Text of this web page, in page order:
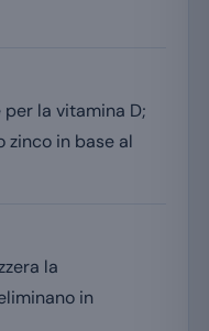
la vitamina D;
in base al
la
in